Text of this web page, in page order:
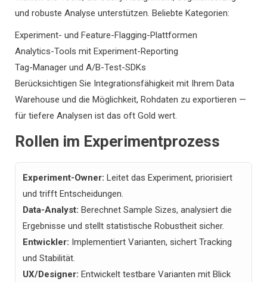
und robuste Analyse unterstützen. Beliebte Kategorien:
Experiment- und Feature-Flagging-Plattformen
Analytics-Tools mit Experiment-Reporting
Tag-Manager und A/B-Test-SDKs
Berücksichtigen Sie Integrationsfähigkeit mit Ihrem Data
Warehouse und die Möglichkeit, Rohdaten zu exportieren —
für tiefere Analysen ist das oft Gold wert.
Rollen im Experimentprozess
Experiment-Owner: Leitet das Experiment, priorisiert
und trifft Entscheidungen.
Data-Analyst: Berechnet Sample Sizes, analysiert die
Ergebnisse und stellt statistische Robustheit sicher.
Entwickler: Implementiert Varianten, sichert Tracking
und Stabilität.
UX/Designer: Entwickelt testbare Varianten mit Blick